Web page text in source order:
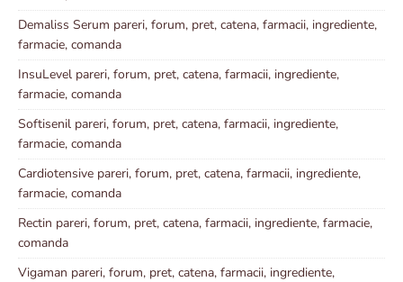
Demaliss Serum pareri, forum, pret, catena, farmacii, ingrediente,
farmacie, comanda
InsuLevel pareri, forum, pret, catena, farmacii, ingrediente,
farmacie, comanda
Softisenil pareri, forum, pret, catena, farmacii, ingrediente,
farmacie, comanda
Cardiotensive pareri, forum, pret, catena, farmacii, ingrediente,
farmacie, comanda
Rectin pareri, forum, pret, catena, farmacii, ingrediente, farmacie,
comanda
Vigaman pareri, forum, pret, catena, farmacii, ingrediente,